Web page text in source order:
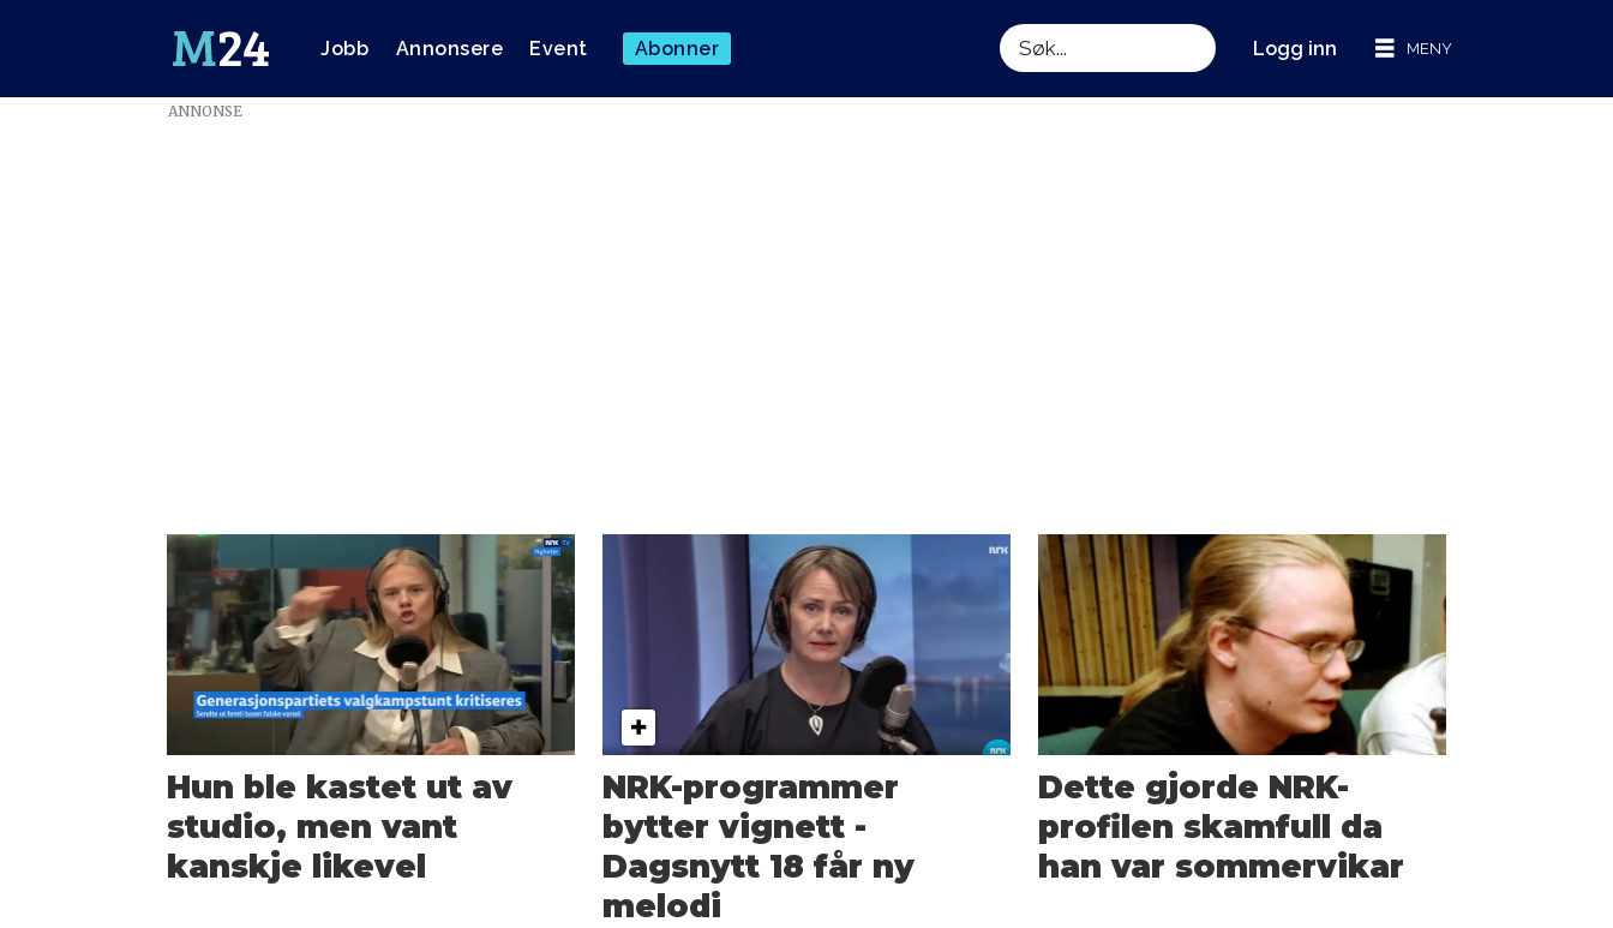
Jobb Annonsere Event Abonner
Søk
Logg inn
Emne:ANNONSE
Hun ble kastet ut av
studio, men vant
kanskje likevel
NRK-programmer
bytter vignett -
Dagsnytt 18 får ny
melodi
Dette gjorde NRK-
profilen skamfull da
han var sommer­vikar